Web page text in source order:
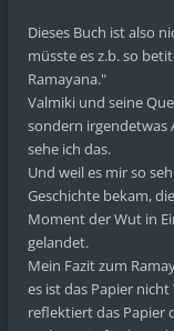
Dieses Buch ist also
müsste es z.b. so
Ramayana."
Valmiki und seine
sondern irgendetwas
sehe ich das.
Und weil es mir so
Geschichte bekam,
Moment der Wut in
gelandet.
Mein Fazit zum
es ist das Papier
reflektiert das Papier